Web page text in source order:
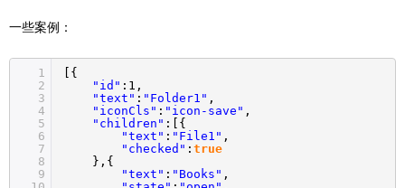
一些案例：
1
2
3
4
5
6
7
8
9
[{
"id" :1,
"text" : "Folder1" ,
"iconCls" : "icon-save" ,
"children" :[{
"text" : "File1" ,
"checked" : true
},{
"text" : "Books" ,